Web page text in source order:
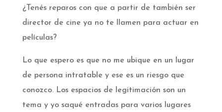
¿Tenés reparos con que a partir de también ser
director de cine ya no te llamen para actuar en
películas?
Lo que espero es que no me ubique en un lugar
de persona intratable y ese es un riesgo que
conozco. Los espacios de legitimación son un
tema y yo saqué entradas para varios lugares